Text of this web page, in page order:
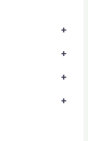
+
+
+
+